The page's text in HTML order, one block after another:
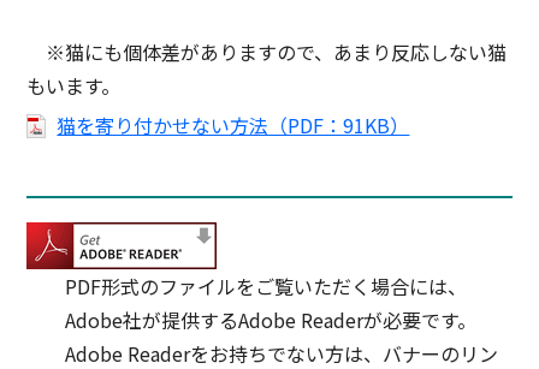
※猫にも個体差がありますので、あまり反応しない猫
もいます。
猫を寄り付かせない方法（PDF：91KB）
PDF形式のファイルをご覧いただく場合には、
Adobe社が提供するAdobe Readerが必要です。
Adobe Readerをお持ちでない方は、バナーのリン